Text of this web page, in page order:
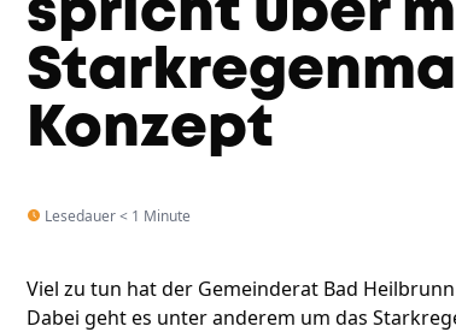
spricht über
Konzept
Lesedauer < 1 Minute
Viel zu tun hat der Gemeinderat Bad
Dabei geht es unter anderem um das